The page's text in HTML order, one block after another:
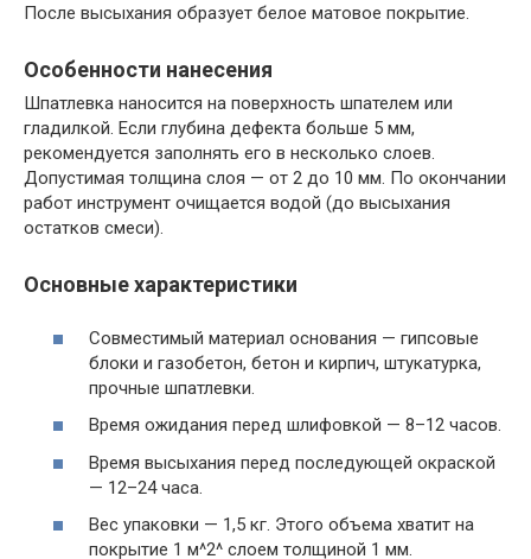
После высыхания образует белое матовое покрытие.
Особенности нанесения
Шпатлевка наносится на поверхность шпателем или
гладилкой. Если глубина дефекта больше 5 мм,
рекомендуется заполнять его в несколько слоев.
Допустимая толщина слоя — от 2 до 10 мм. По окончании
работ инструмент очищается водой (до высыхания
остатков смеси).
Основные характеристики
Совместимый материал основания — гипсовые
блоки и газобетон, бетон и кирпич, штукатурка,
прочные шпатлевки.
Время ожидания перед шлифовкой — 8–12 часов.
Время высыхания перед последующей окраской
— 12–24 часа.
Вес упаковки — 1,5 кг. Этого объема хватит на
покрытие 1 м^2^ слоем толщиной 1 мм.